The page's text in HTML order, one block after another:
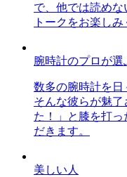
で、他では読めな
トークをお楽しみ
腕時計のプロが選
数多の腕時計を日
そんな彼らが魅
た！」と膝を打
だきます。
美しい人